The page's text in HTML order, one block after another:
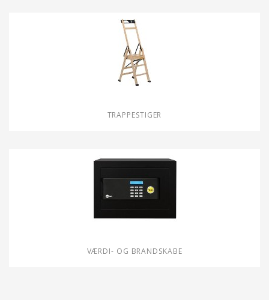
TRAPPESTIGER
VÆRDI- OG BRANDSKABE